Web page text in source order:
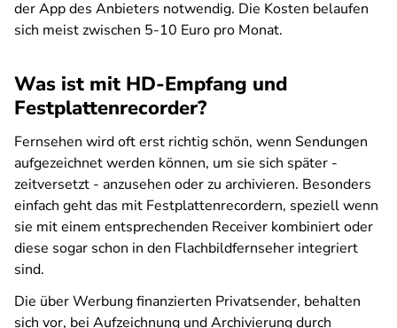
der App des Anbieters notwendig. Die Kosten belaufen
sich meist zwischen 5-10 Euro pro Monat.
Was ist mit HD-Empfang und
Festplattenrecorder?
Fernsehen wird oft erst richtig schön, wenn Sendungen
aufgezeichnet werden können, um sie sich später -
zeitversetzt - anzusehen oder zu archivieren. Besonders
einfach geht das mit Festplattenrecordern, speziell wenn
sie mit einem entsprechenden Receiver kombiniert oder
diese sogar schon in den Flachbildfernseher integriert
sind.
Die über Werbung finanzierten Privatsender, behalten
sich vor, bei Aufzeichnung und Archivierung durch